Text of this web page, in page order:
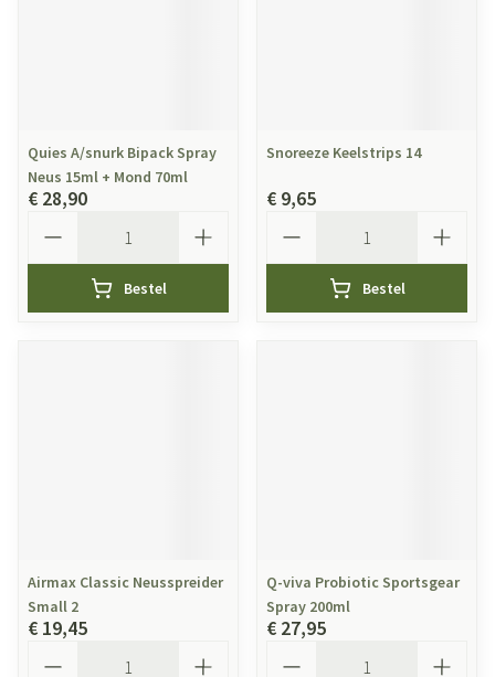
Quies A/snurk Bipack Spray
Neus 15ml + Mond 70ml
€ 28,90
Bestel
Snoreeze Keelstrips 14
€ 9,65
Bestel
Airmax Classic Neusspreider
Small 2
€ 19,45
Q-viva Probiotic Sportsgear
Spray 200ml
€ 27,95